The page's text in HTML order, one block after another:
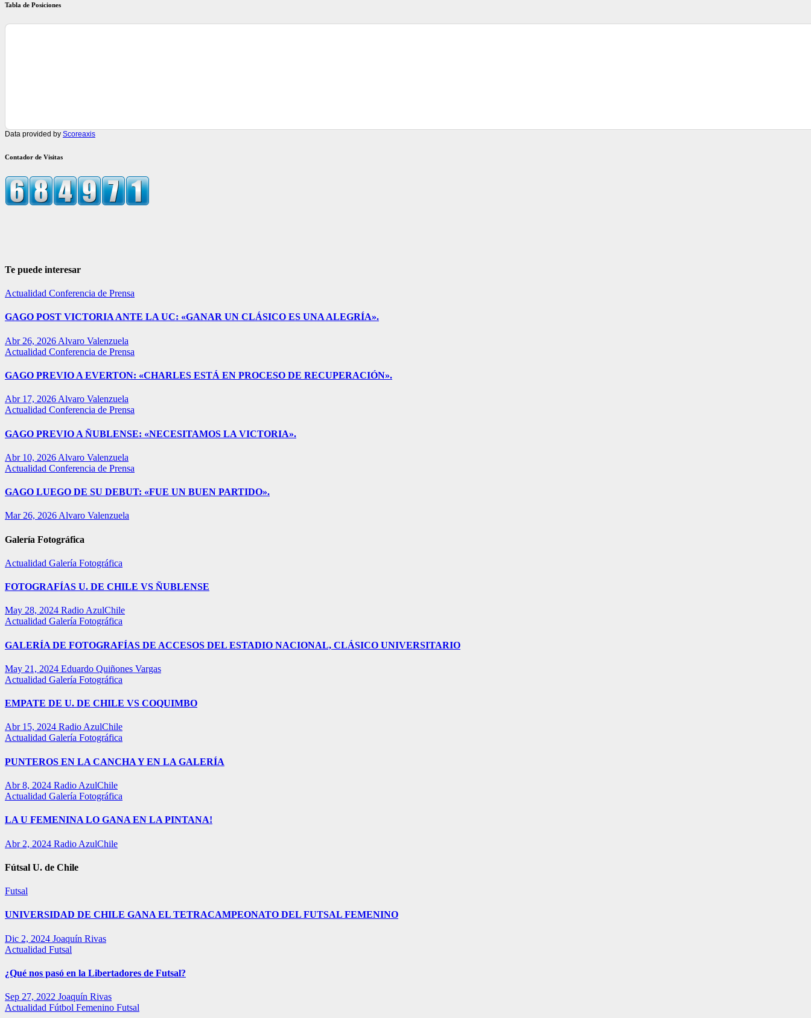
Tabla de Posiciones
Data provided by Scoreaxis
Contador de Visitas
Te puede interesar
Actualidad Conferencia de Prensa
GAGO POST VICTORIA ANTE LA UC: «GANAR UN CLÁSICO ES UNA ALEGRÍA».
Abr 26, 2026 Alvaro Valenzuela
Actualidad Conferencia de Prensa
GAGO PREVIO A EVERTON: «CHARLES ESTÁ EN PROCESO DE RECUPERACIÓN».
Abr 17, 2026 Alvaro Valenzuela
Actualidad Conferencia de Prensa
GAGO PREVIO A ÑUBLENSE: «NECESITAMOS LA VICTORIA».
Abr 10, 2026 Alvaro Valenzuela
Actualidad Conferencia de Prensa
GAGO LUEGO DE SU DEBUT: «FUE UN BUEN PARTIDO».
Mar 26, 2026 Alvaro Valenzuela
Galería Fotográfica
Actualidad Galería Fotográfica
FOTOGRAFÍAS U. DE CHILE VS ÑUBLENSE
May 28, 2024 Radio AzulChile
Actualidad Galería Fotográfica
GALERÍA DE FOTOGRAFÍAS DE ACCESOS DEL ESTADIO NACIONAL, CLÁSICO UNIVERSITARIO
May 21, 2024 Eduardo Quiñones Vargas
Actualidad Galería Fotográfica
EMPATE DE U. DE CHILE VS COQUIMBO
Abr 15, 2024 Radio AzulChile
Actualidad Galería Fotográfica
PUNTEROS EN LA CANCHA Y EN LA GALERÍA
Abr 8, 2024 Radio AzulChile
Actualidad Galería Fotográfica
LA U FEMENINA LO GANA EN LA PINTANA!
Abr 2, 2024 Radio AzulChile
Fútsal U. de Chile
Futsal
UNIVERSIDAD DE CHILE GANA EL TETRACAMPEONATO DEL FUTSAL FEMENINO
Dic 2, 2024 Joaquín Rivas
Actualidad Futsal
¿Qué nos pasó en la Libertadores de Futsal?
Sep 27, 2022 Joaquín Rivas
Actualidad Fútbol Femenino Futsal